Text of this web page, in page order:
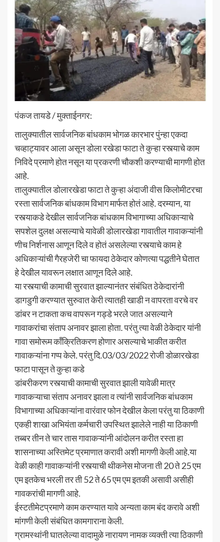
पंकज तायडे / मुक्ताईनगर:
तालुक्यातील सार्वजनिक बांधकाम भोगळ कारभार पुंन्हा एकदा
चव्हाट्यावर आला असून डोला रखेडा फाटा ते कुऱ्हा रस्त्याचे काम
निविदे प्रमाणे होत नसून या प्रकरणी चौकशी करण्याची मागणी होत
आहे.
तालुक्यातील डोलारखेडा फाटा ते कुऱ्हा अंदाजी वीस किलोमीटरचा
रस्ता सार्वजनिक बांधकाम विभाग मार्फत होतं आहे. दरम्यान, या
रस्त्याकडे देखील सार्वजनिक बांधकाम विभागाच्या अधिकाऱ्याचे
सपशेल दुलक्ष असल्याचे यावेळी डोलारखेडा गावातील गावाकऱ्यांनी
णीच निर्शनास आणून दिले व होतं असलेल्या रस्त्याचे काम हे
अधिकाऱ्यांची गैरहजेरी चा फायदा ठेकेदार कोणत्या पद्धतीने घेतात
हे देखील यावरून लक्षात आणून दिले आहे.
या रस्त्याची कामाची सुरवात झाल्यानंतर संबंधित ठेकेदारांनी
डागडुगी करण्यात सुरुवात केरी त्यातही खाडी न वापरता वरचे वर
डांबर न टाकता कच वापरून गड्डे भरले जात असल्याने
गावाकरांचा संताप अनावर झाला होता. परंतु त्या वेळी ठेकेदार यांनी
गावा समोरूम काँक्रितिकरण होणार असल्याचे भाकीत करीत
गावाकऱ्यांना गप्प केले. परंतु दि.03/03/2022 रोजी डोळारखेडा
फाटा पासून ते कुऱ्हा कडे
डांबरीकरण रस्त्याची कामाची सुरवात झाली यावेळी मात्र
गावाकऱ्याचा संताप अनावर झाला व त्यांनी सार्वजनिक बांधकाम
विभागाच्या अधिकाऱ्यांना वारंवार फोन देखील केला परंतु या ठिकाणी
एकही शाखा अभियंता कर्मचारी उपस्थित झालेले नाही या ठिकाणी
तब्बर तीन ते चार तास गावाकऱ्यांनी आंदोलन करीत रस्ता हा
शासनाच्या अस्तिमेट प्रमाणात करावी अशी मागणी केली आहे.या
वेळी काही गावाकऱ्यांनी रस्त्याची थीकनेस मोजना ती 20 ते 25 एम
एम इतकेच भरली तर ती 52 ते 65 एम एम इतकी असावी असीही
गावकरांची मागणी आहे.
ईस्टतीमेटप्रमाणे काम करण्यात यावे अन्यता काम बंद करावे अशी
मांगणी केली संबंधित कामगाराना केली.
ग्रामस्थांनी घातलेल्या वादामुळे नारायण नामक व्यक्ती त्या ठिकाणी